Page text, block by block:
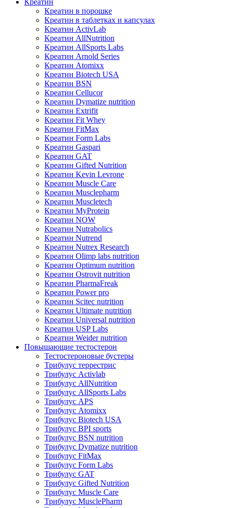
Креатин в порошке
Креатин в таблетках и капсулах
Креатин ActivLab
Креатин AllNutrition
Креатин AllSports Labs
Креатин Arnold Series
Креатин Atomixx
Креатин Biotech USA
Креатин BSN
Креатин Cellucor
Креатин Dymatize nutrition
Креатин Extrifit
Креатин Fit Whey
Креатин FitMax
Креатин Form Labs
Креатин Gaspari
Креатин GAT
Креатин Gifted Nutrition
Креатин Kevin Levrone
Креатин Muscle Care
Креатин Musclepharm
Креатин Muscletech
Креатин MyProtein
Креатин NOW
Креатин Nutrabolics
Креатин Nutrend
Креатин Nutrex Research
Креатин Olimp labs nutrition
Креатин Optimum nutrition
Креатин Ostrovit nutrition
Креатин PharmaFreak
Креатин Power pro
Креатин Scitec nutrition
Креатин Ultimate nutrition
Креатин Universal nutrition
Креатин USP Labs
Креатин Weider nutrition
Повышающие тестостерон
Тестостероновые бустеры
Трибулус террестрис
Трибулус Activlab
Трибулус AllNutrition
Трибулус AllSports Labs
Трибулус APS
Трибулус Atomixx
Трибулус Biotech USA
Трибулус BPI sports
Трибулус BSN nutrition
Трибулус Dymatize nutrition
Трибулус FitMax
Трибулус Form Labs
Трибулус GAT
Трибулус Gifted Nutrition
Трибулус Muscle Care
Трибулус MusclePharm